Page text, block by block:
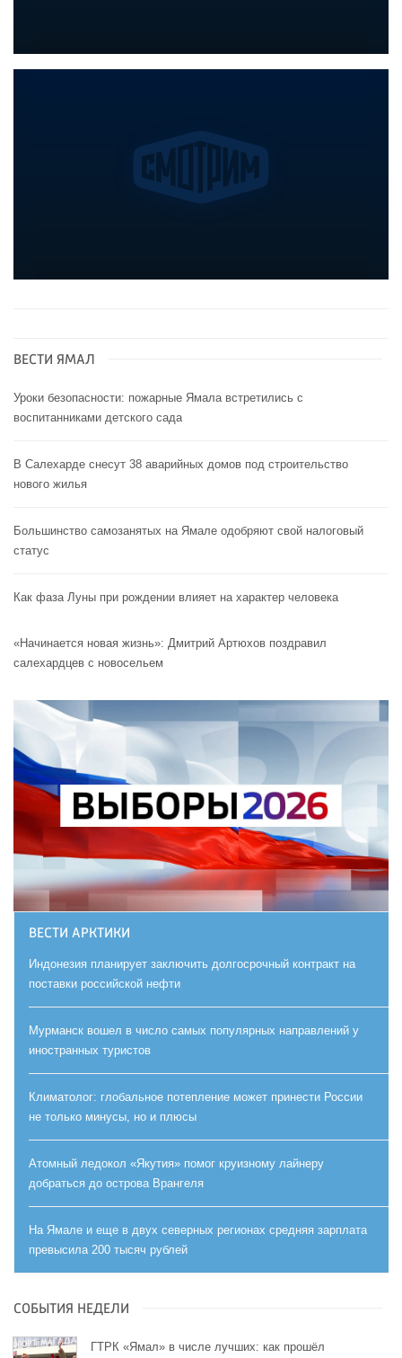
ВЕСТИ ЯМАЛ
Уроки безопасности: пожарные Ямала встретились с
воспитанниками детского сада
В Салехарде снесут 38 аварийных домов под строительство
нового жилья
Большинство самозанятых на Ямале одобряют свой налоговый
статус
Как фаза Луны при рождении влияет на характер человека
«Начинается новая жизнь»: Дмитрий Артюхов поздравил
салехардцев с новосельем
ВЕСТИ АРКТИКИ
Индонезия планирует заключить долгосрочный контракт на
поставки российской нефти
Мурманск вошел в число самых популярных направлений у
иностранных туристов
Климатолог: глобальное потепление может принести России
не только минусы, но и плюсы
Атомный ледокол «Якутия» помог круизному лайнеру
добраться до острова Врангеля
На Ямале и еще в двух северных регионах средняя зарплата
превысила 200 тысяч рублей
СОБЫТИЯ НЕДЕЛИ
ГТРК «Ямал» в числе лучших: как прошёл